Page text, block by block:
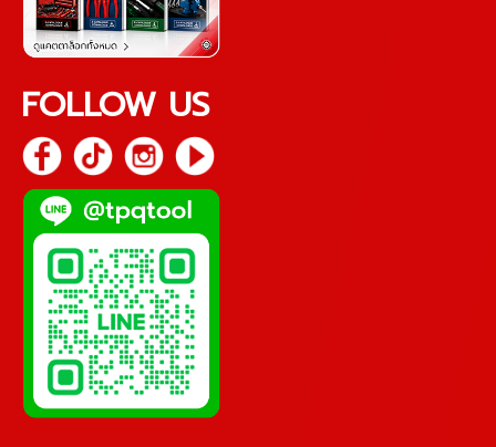
FOLLOW US